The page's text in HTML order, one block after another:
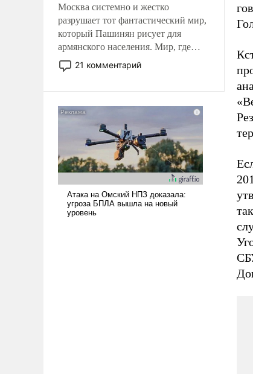
Москва системно и жестко
разрушает тот фантастический мир,
который Пашинян рисует для
армянского населения. Мир, где
политические прожекты будут
безусловно оплачиваться за счет
нужно отвечать.
21 комментарий